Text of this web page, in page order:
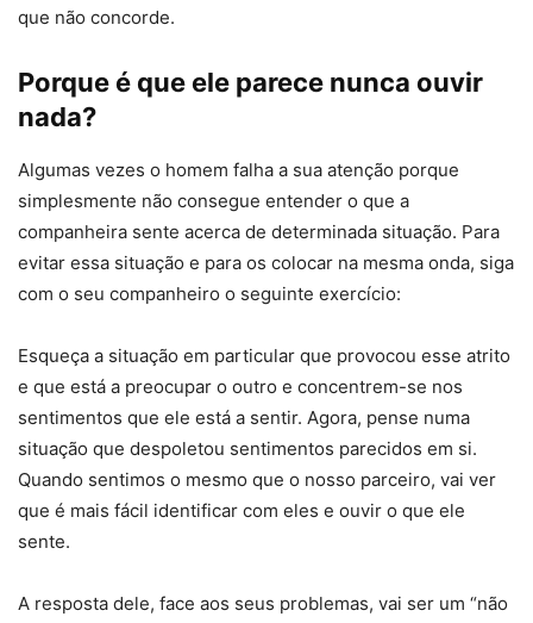
que não concorde.
Porque é que ele parece nunca ouvir
nada?
Algumas vezes o homem falha a sua atenção porque
simplesmente não consegue entender o que a
companheira sente acerca de determinada situação. Para
evitar essa situação e para os colocar na mesma onda, siga
com o seu companheiro o seguinte exercício:
Esqueça a situação em particular que provocou esse atrito
e que está a preocupar o outro e concentrem-se nos
sentimentos que ele está a sentir. Agora, pense numa
situação que despoletou sentimentos parecidos em si.
Quando sentimos o mesmo que o nosso parceiro, vai ver
que é mais fácil identificar com eles e ouvir o que ele
sente.
A resposta dele, face aos seus problemas, vai ser um “não